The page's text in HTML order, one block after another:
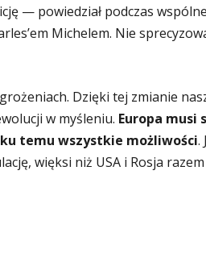
— powiedział podczas
Michelem. Nie
Dzięki tej zmianie
w myśleniu. Europa musi
temu wszystkie możliwości.
więksi niż USA i Rosja